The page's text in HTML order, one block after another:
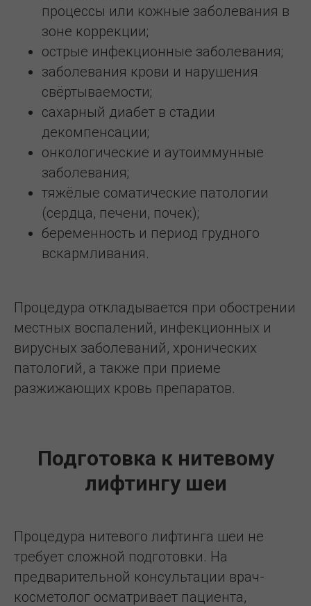
процессы или кожные заболевания в
зоне коррекции;
острые инфекционные заболевания;
заболевания крови и нарушения
свёртываемости;
сахарный диабет в стадии
декомпенсации;
онкологические и аутоиммунные
заболевания;
тяжёлые соматические патологии
(сердца, печени, почек);
беременность и период грудного
вскармливания.
Процедура откладывается при обострении
местных воспалений, инфекционных и
вирусных заболеваний, хронических
патологий, а также при приеме
разжижающих кровь препаратов.
Подготовка к нитевому
лифтингу шеи
Процедура нитевого лифтинга шеи не
требует сложной подготовки. На
предварительной консультации врач-
косметолог осматривает пациента,